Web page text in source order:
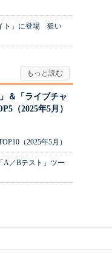
ト」に登場 狙い
＆「ライブチャ
（2025年5月）
（2025年5月）
A／Bテスト」ツー